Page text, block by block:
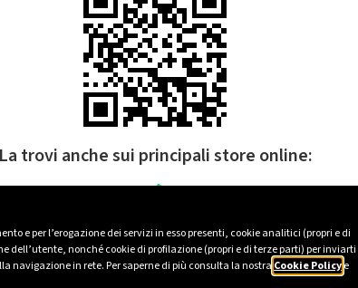
e per l’erogazione dei servizi in esso presenti, cookie analitici (propri e di
dell’utente, nonché cookie di profilazione (propri e di terze parti) per inviarti
navigazione in rete. Per saperne di più consulta la nostra Cookie Policye
La trovi anche sui principali store online: